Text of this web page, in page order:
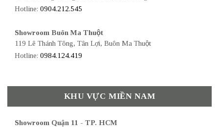
Hotline: 0904.212.545
Showroom Buôn Ma Thuột
119 Lê Thánh Tông, Tân Lợi, Buôn Ma Thuột
Hotline: 0984.124.419
KHU VỰC MIỀN NAM
Showroom Quận 11 - TP. HCM